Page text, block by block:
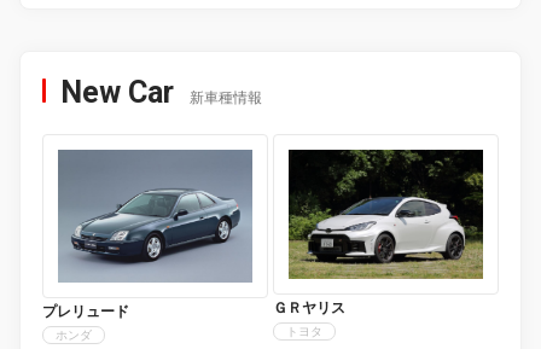
New Car 新車種情報
プレリュード
ホンダ
ＧＲヤリス
トヨタ